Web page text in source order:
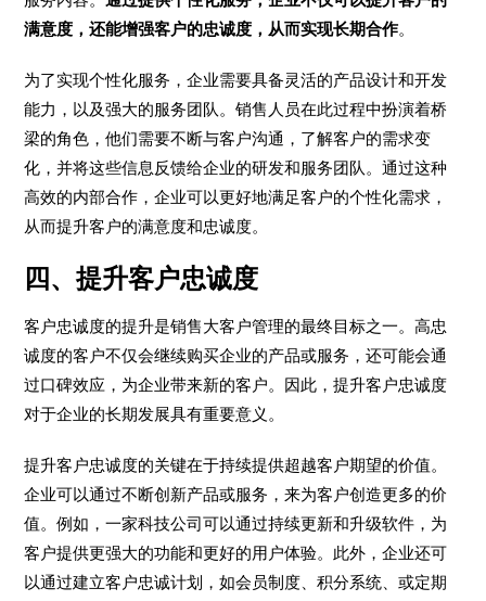
满意度，还能增强客户的忠诚度，从而实现长期合作。
为了实现个性化服务，企业需要具备灵活的产品设计和开发
能力，以及强大的服务团队。销售人员在此过程中扮演着桥
梁的角色，他们需要不断与客户沟通，了解客户的需求变
化，并将这些信息反馈给企业的研发和服务团队。通过这种
高效的内部合作，企业可以更好地满足客户的个性化需求，
从而提升客户的满意度和忠诚度。
四、提升客户忠诚度
客户忠诚度的提升是销售大客户管理的最终目标之一。高忠
诚度的客户不仅会继续购买企业的产品或服务，还可能会通
过口碑效应，为企业带来新的客户。因此，提升客户忠诚度
对于企业的长期发展具有重要意义。
提升客户忠诚度的关键在于持续提供超越客户期望的价值。
企业可以通过不断创新产品或服务，来为客户创造更多的价
值。例如，一家科技公司可以通过持续更新和升级软件，为
客户提供更强大的功能和更好的用户体验。此外，企业还可
以通过建立客户忠诚计划，如会员制度、积分系统、或定期